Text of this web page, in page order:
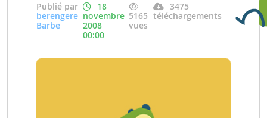
Publié par
berengere
Barbe
18
novembre
2008
00:00
5165
vues
3475
téléchargements